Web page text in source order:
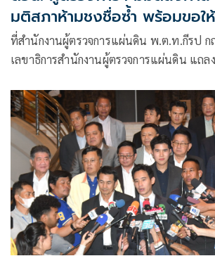
มติสภาห้ามชงชื่อซ้ำ พร้อมขอให้
ยกฯ
ที่สำนักงาน​ผู้ตรวจการ​แผ่นดิน​ พ.ต.ท.กีรป
เลขาธิการ​สำนักงาน​ผู้ตรวจการ​แผ่นดิน​ แถ
รัฐสภาลงมติวินิจฉัยว่าการเสนอชื่อบุคคลให้
แต่งตั้ง